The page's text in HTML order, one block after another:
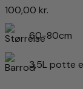
100,00 kr.
60-80cm
3,5L potte